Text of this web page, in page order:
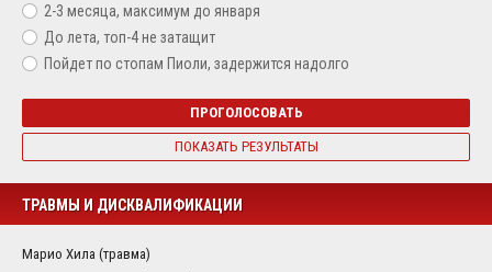
2-3 месяца, максимум до января
До лета, топ-4 не затащит
Пойдет по стопам Пиоли, задержится надолго
ПРОГОЛОСОВАТЬ
ПОКАЗАТЬ РЕЗУЛЬТАТЫ
ТРАВМЫ И ДИСКВАЛИФИКАЦИИ
Марио Хила (травма)